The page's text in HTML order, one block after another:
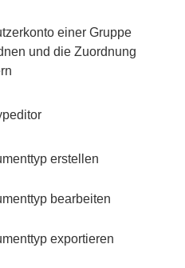
einer Gruppe
und die Zuordnung
erstellen
bearbeiten
exportieren